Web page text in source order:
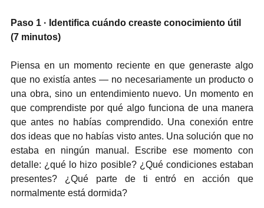
Paso 1 · Identifica cuándo creaste conocimiento útil
(7 minutos)
Piensa en un momento reciente en que generaste algo
que no existía antes — no necesariamente un producto o
una obra, sino un entendimiento nuevo. Un momento en
que comprendiste por qué algo funciona de una manera
que antes no habías comprendido. Una conexión entre
dos ideas que no habías visto antes. Una solución que no
estaba en ningún manual. Escribe ese momento con
detalle: ¿qué lo hizo posible? ¿Qué condiciones estaban
presentes? ¿Qué parte de ti entró en acción que
normalmente está dormida?